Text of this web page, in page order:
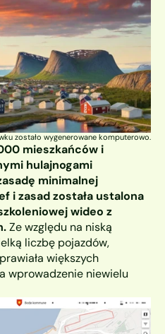
zostało wygenerowane komputerowo.
mieszkańców i
hulajnogami
minimalnej
i zasad została ustalona
wideo z
Ze względu na niską
liczbę pojazdów,
większych
wprowadzenie niewielu